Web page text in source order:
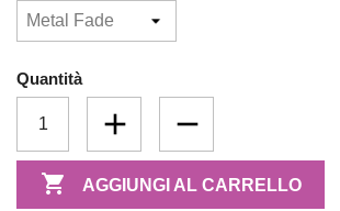
Quantità
 AGGIUNGI AL CARRELLO